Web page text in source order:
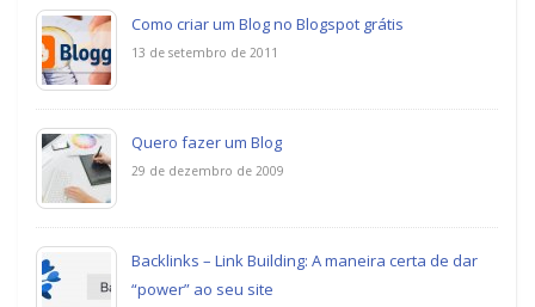
Como criar um Blog no Blogspot grátis
13 de setembro de 2011
Quero fazer um Blog
29 de dezembro de 2009
Backlinks – Link Building: A maneira certa de dar
“power” ao seu site